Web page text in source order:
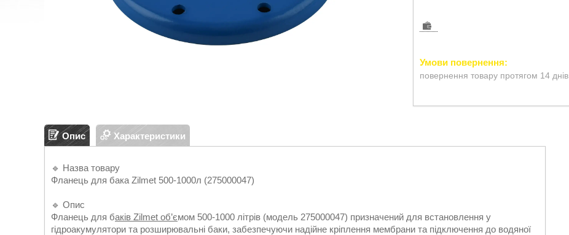
повернення товару протягом 14 днів
Опис Характеристики
🔹 Назва товару
Фланець для бака Zilmet 500-1000л (275000047)
🔹 Опис
Фланець для баків Zilmet об’ємом 500-1000 літрів (модель 275000047) призначений для встановлення у
гідроакумулятори та розширювальні баки, забезпечуючи надійне кріплення мембрани та підключення до водяної